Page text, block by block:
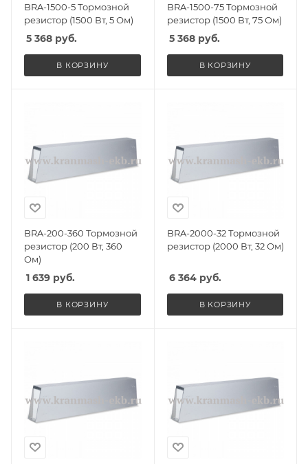
BRA-1500-5 Тормозной
резистор (1500 Вт, 5 Ом)
5 368 руб.
В КОРЗИНУ
BRA-1500-75 Тормозной
резистор (1500 Вт, 75 Ом)
5 368руб.
В КОРЗИНУ
BRA-200-360 Тормозной
резистор (200 Вт, 360
Ом)
1 639 руб.
В КОРЗИНУ
BRA-2000-32 Тормозной
резистор (2000 Вт, 32 Ом)
6 364руб.
В КОРЗИНУ